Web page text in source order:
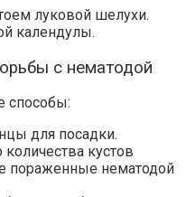
луковой шелухи.
календулы.
с нематодой
способы:
для посадки.
кустов
нематодой